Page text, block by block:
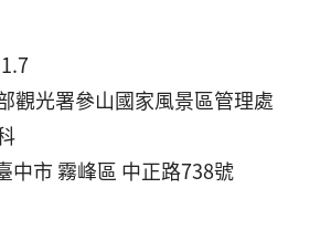
光署參山國家風景區管理處
市 霧峰區 中正路738號